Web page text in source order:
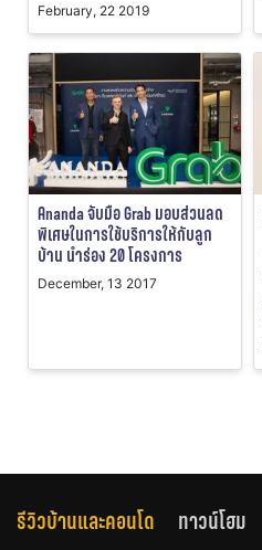
February, 22 2019
Ananda จับมือ Grab มอบส่วนลด
พิเศษในการใช้บริการให้กับลูก
บ้าน นำร่อง 20 โครงการ
December, 13 2017
รีวิวบ้านและคอนโด ทาวน์โฮม